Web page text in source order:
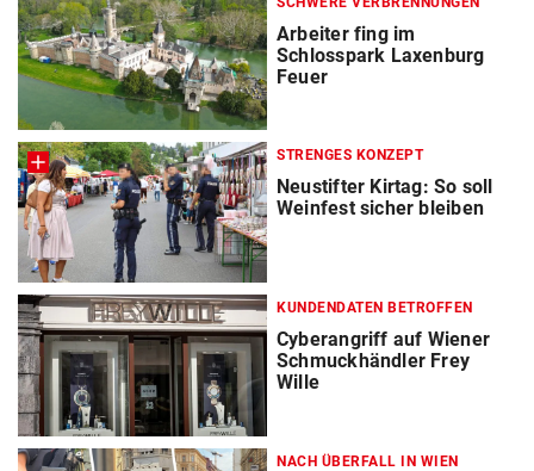
Arbeiter fing im
Schlosspark Laxenburg
Feuer
STRENGES KONZEPT
Neustifter Kirtag: So soll
Weinfest sicher bleiben
KUNDENDATEN BETROFFEN
Cyberangriff auf Wiener
Schmuckhändler Frey
Wille
NACH ÜBERFALL IN WIEN